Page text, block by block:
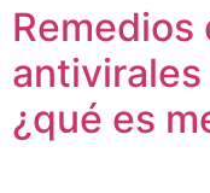
Remedios
¿qué es